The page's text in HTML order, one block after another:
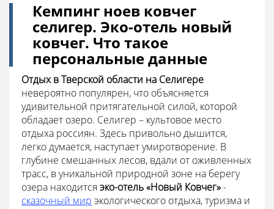
Кемпинг ноев ковчег
селигер. Эко-отель новый
ковчег. Что такое
персональные данные
Отдых в Тверской области на Селигере
невероятно популярен, что объясняется
удивительной притягательной силой, которой
обладает озеро. Селигер – культовое место
отдыха россиян. Здесь привольно дышится,
легко думается, наступает умиротворение. В
глубине смешанных лесов, вдали от оживленных
трасс, в уникальной природной зоне на берегу
озера находится эко-отель «Новый Ковчег»-
сказочный мир экологического отдыха, туризма и